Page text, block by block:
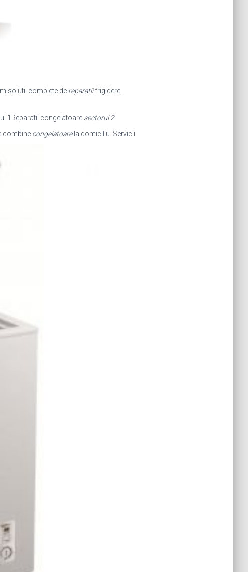
solutii complete de reparatiifrigidere,
1Reparatii congelatoare sectorul 2.
combine congelatoarela domiciliu. Servicii